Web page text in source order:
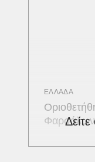
ΕΛΛΑΔΑ
Φαρσάλων
Δείτε